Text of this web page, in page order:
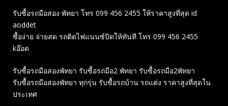
รับซื้อรถมือสอง พัทยา โทร 099 456 2455 ให้ราคาสูงที่สุด id
aoddet
ซื้อง่าย จ่ายสด รถติดไฟแนนซ์ปิดให้ทันที โทร 099 456 2455
kอ๊อด
รับซื้อรถมือสองพัทยา รับซื้อรถมือ2 พัทยา รับซื้อรถมือ2พัทยา
รับซื้อรถมือสองพัทยา ทุกรุ่น รับซื้อรถบ้าน รถแต่ง ราคาสูงที่สุดใน
ประเทศ